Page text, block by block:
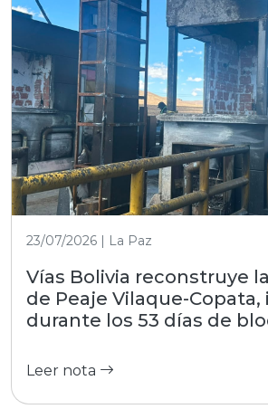
23/07/2026 | La Paz
Vías Bolivia reconstruye
de Peaje Vilaque-
durante los 53 días de
Leer nota